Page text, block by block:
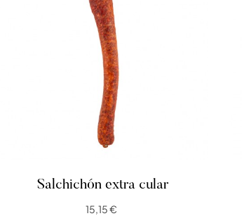
Salchichón extra cular
15,15 €